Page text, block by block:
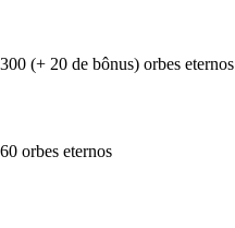
300 (+ 20 de bônus) orbes eternos
60 orbes eternos